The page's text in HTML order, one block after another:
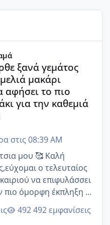
γέλια και ανεμελιά
ξανά γεμάτος
μακάρι
αφήσει το πιο
για την καθεμιά
στις 08:39 AM
μου 🥰 Καλή
ο τελευταίος
να επιφυλάσσει
πιο όμορφη έκπληξη 🧿
@Παρασκευαιδου
@Christi.D.
492 εμφανίσεις